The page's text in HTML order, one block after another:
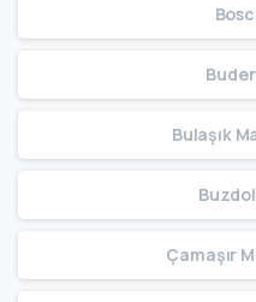
Bulaşık
Çamaşır